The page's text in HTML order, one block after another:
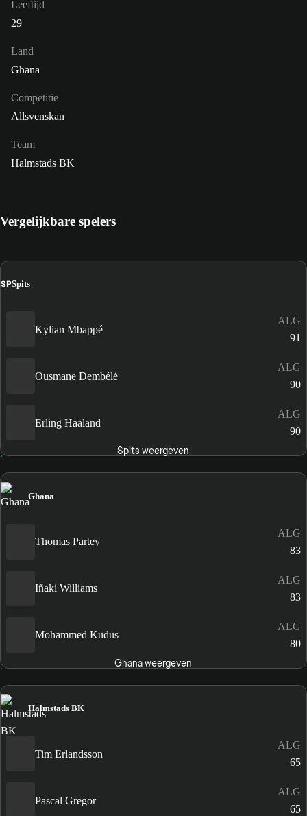
Leeftijd
29
Land
Ghana
Competitie
Allsvenskan
Team
Halmstads BK
Vergelijkbare spelers
SPSpits
Kylian Mbappé
ALG
91
Ousmane Dembélé
ALG
90
Erling Haaland
ALG
90
Spits weergeven
Ghana
Thomas Partey
ALG
83
Iñaki Williams
ALG
83
Mohammed Kudus
ALG
80
Ghana weergeven
Halmstads BK
Tim Erlandsson
ALG
65
Pascal Gregor
ALG
65